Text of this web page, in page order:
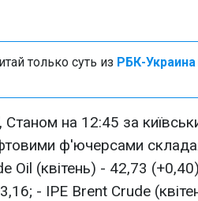
только суть из РБК-Украина
на 12:45 за
ф'ючерсами
Oil (квітень) - 42,73
- IPE Brent Crude